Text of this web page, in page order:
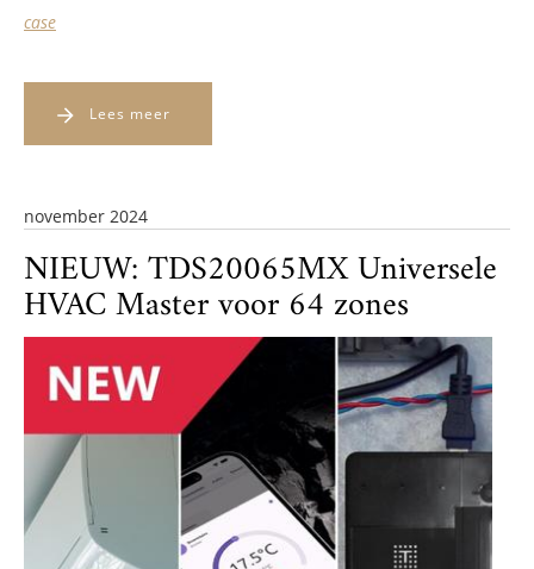
case
Lees meer
november 2024
NIEUW: TDS20065MX Universele
HVAC Master voor 64 zones